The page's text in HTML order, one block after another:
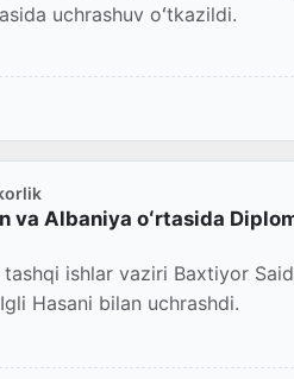
uchrashuv oʻtkazildi.
va Albaniya oʻrtasida
tashqi ishlar vaziri Baxtiyor
Hasani bilan uchrashdi.